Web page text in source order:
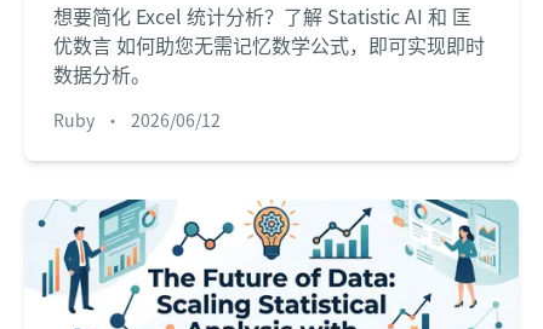
想要简化 Excel 统计分析？了解 Statistic AI 和 匡
优数言 如何助您无需记忆数学公式，即可实现即时
数据分析。
Ruby • 2026/06/12